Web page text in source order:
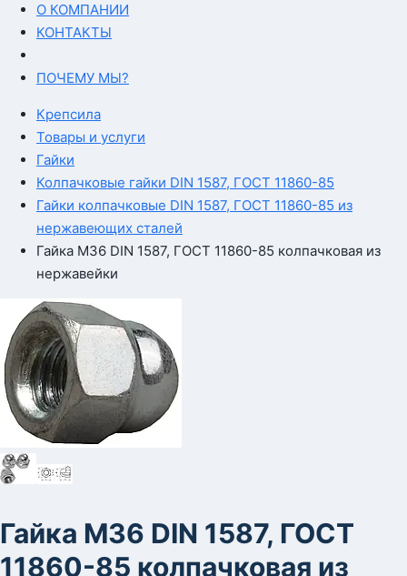
О КОМПАНИИ
КОНТАКТЫ
ПОЧЕМУ МЫ?
Крепсила
Товары и услуги
Гайки
Колпачковые гайки DIN 1587, ГОСТ 11860-85
Гайки колпачковые DIN 1587, ГОСТ 11860-85 из
нержавеющих сталей
Гайка М36 DIN 1587, ГОСТ 11860-85 колпачковая из
нержавейки
Гайка М36 DIN 1587, ГОСТ
11860-85 колпачковая из